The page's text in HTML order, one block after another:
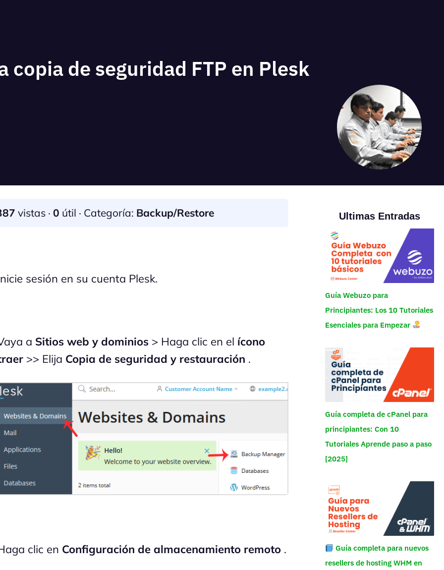
copia de seguridad FTP en Plesk
vistas ·0 útil · Categoría: Backup/Restore
sesión en su cuenta Plesk.
a Sitios web y dominios > Haga clic en el ícono
>> Elija Copia de seguridad y restauración .
clic en Configuración de almacenamiento remoto .
Ultimas Entradas
Guía Webuzo para
Principiantes: Los 10 Tutoriales
Esenciales para Empezar
Guía completa de cPanel para
principiantes: Con 10
Tutoriales Aprende paso a paso
[2025]
Guía completa para nuevos
resellers de hosting WHM en